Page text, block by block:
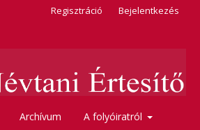
Archívum A folyóiratról
Regisztráció Bejelentkezés